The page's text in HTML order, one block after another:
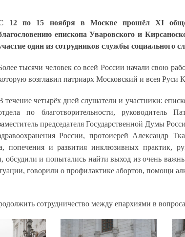
12 по 15 ноября в Москве прошёл XI
епископа Уваровского и
один из сотрудников службы социального
тысячи человек со всей России начали свою
возглавил патриарх Московский и всея Руси
течение четырёх дней слушатели и участники:
по благотворительности, руководитель
председателя Государственной Думы
России, протоиерей Александр
попечения и развития инклюзивных практик,
обсудили и попытались найти выход из очень
говорили о профилактике абортов, помощи
сотрудничество между епархиями в